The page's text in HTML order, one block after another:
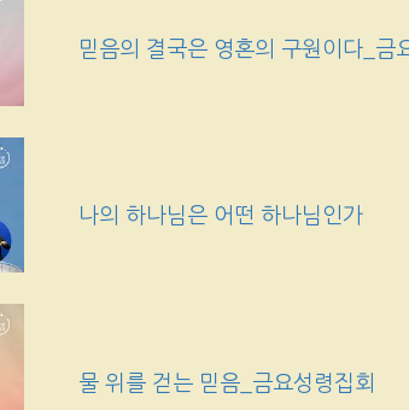
믿음의 결국은 영혼의 구원이다_금
나의 하나님은 어떤 하나님인가
물 위를 걷는 믿음_금요성령집회